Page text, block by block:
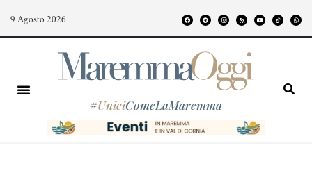
9 Agosto 2026
#UniciComeLaMaremma